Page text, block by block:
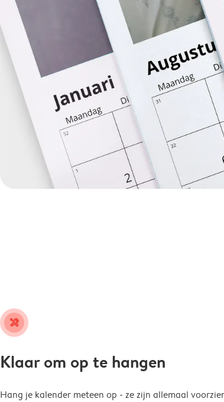
tools
Klaar om op te hangen
Hang je kalender meteen op - ze zijn allemaal